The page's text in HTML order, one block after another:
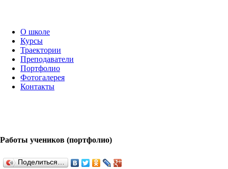
О школе
Курсы
Траектории
Преподаватели
Портфолио
Фотогалерея
Контакты
Работы учеников (портфолио)
Поделиться…